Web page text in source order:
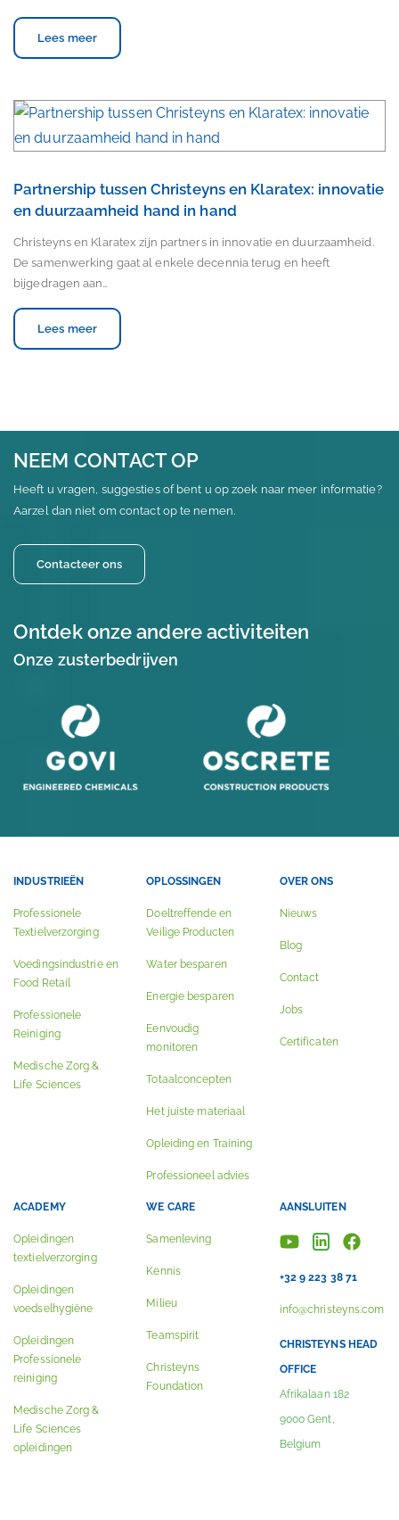
Lees meer
Partnership tussen Christeyns en Klaratex: innovatie
en duurzaamheid hand in hand
Christeyns en Klaratex zijn partners in innovatie en duurzaamheid.
De samenwerking gaat al enkele decennia terug en heeft
bijgedragen aan…
Lees meer
NEEM CONTACT OP
Heeft u vragen, suggesties of bent u op zoek naar meer informatie?
Aarzel dan niet om contact op te nemen.
Contacteer ons
Ontdek onze andere activiteiten
Onze zusterbedrijven
INDUSTRIEËN
Professionele
Textielverzorging
Voedingsindustrie en
Food Retail
Professionele
Reiniging
Medische Zorg &
Life Sciences
OPLOSSINGEN
Doeltreffende en
Veilige Producten
Water besparen
Energie besparen
Eenvoudig
monitoren
Totaalconcepten
Het juiste materiaal
Opleiding en Training
Professioneel advies
OVER ONS
Nieuws
Blog
Contact
Jobs
Certificaten
ACADEMY
Opleidingen
textielverzorging
Opleidingen
voedselhygiëne
Opleidingen
Professionele
reiniging
Medische Zorg &
Life Sciences
opleidingen
WE CARE
Samenleving
Kennis
Milieu
Teamspirit
Christeyns
Foundation
AANSLUITEN
+32 9 223 38 71
info@christeyns.com
CHRISTEYNS HEAD
OFFICE
Afrikalaan 182
9000 Gent,
Belgium